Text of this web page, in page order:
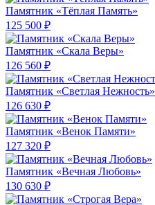
Памятник «Тёплая Память»
125 500 ₽
Памятник «Скала Веры»
126 560 ₽
Памятник «Светлая Нежность»
126 630 ₽
Памятник «Венок Памяти»
127 320 ₽
Памятник «Вечная Любовь»
130 630 ₽